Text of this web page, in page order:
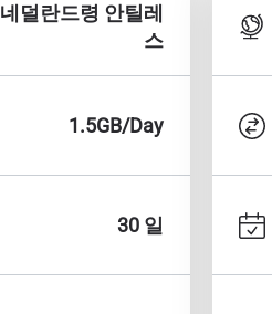
네덜란드령 안틸레
스
1.5GB/Day
30 일